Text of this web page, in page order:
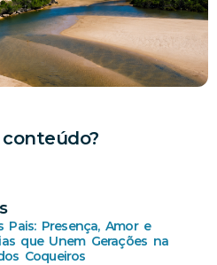
Pais: Presença, Amor e
que Unem Gerações na
Coqueiros